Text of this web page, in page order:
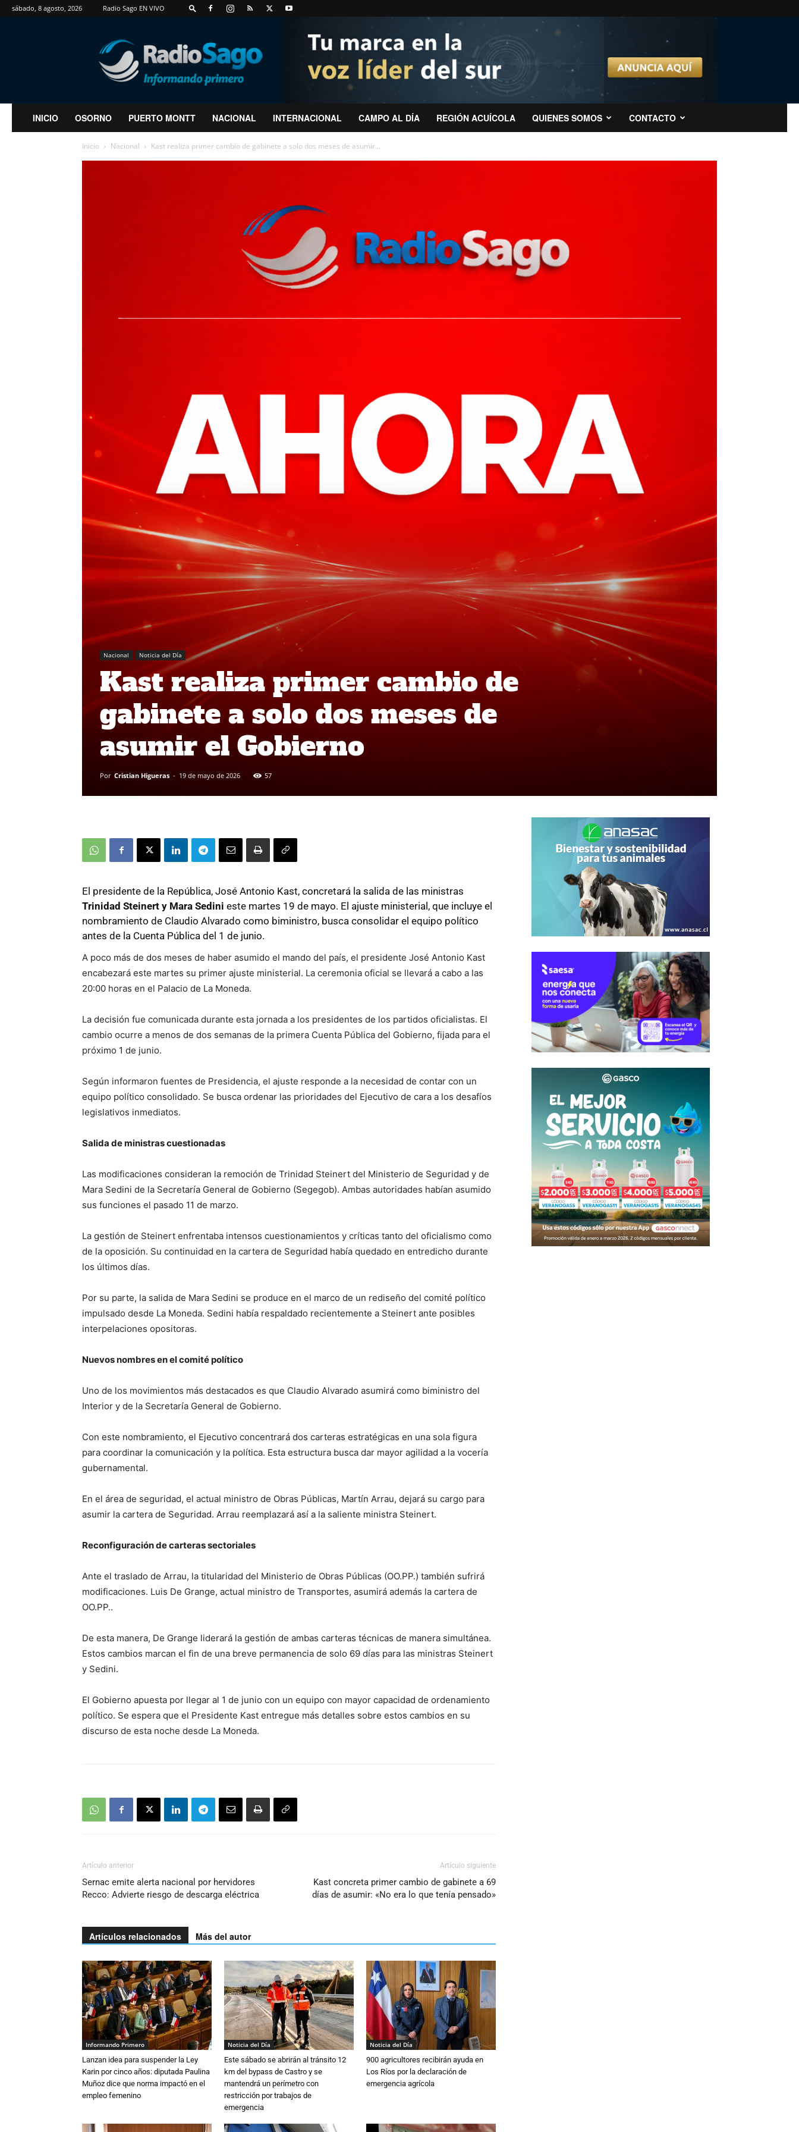
sábado, 8 agosto, 2026 Radio Sago EN VIVO
RadioSago
INICIO OSORNO PUERTO MONTT NACIONAL INTERNACIONAL CAMPO AL DÍA REGIÓN ACUÍCOLA QUIENES SOMOS CONTACTO
Inicio Nacional Kast realiza primer cambio de gabinete a solo dos meses de asumir...
Nacional Noticia del Día
Kast realiza primer cambio de
gabinete a solo dos meses de
asumir el Gobierno
Por Cristian Higueras - 19 de mayo de 2026 57
El presidente de la República, José Antonio Kast, concretará la salida de las ministras
Trinidad Steinert y Mara Sedini este martes 19 de mayo. El ajuste ministerial, que incluye el
nombramiento de Claudio Alvarado como biministro, busca consolidar el equipo político
antes de la Cuenta Pública del 1 de junio.
A poco más de dos meses de haber asumido el mando del país, el presidente José Antonio Kast
encabezará este martes su primer ajuste ministerial. La ceremonia oficial se llevará a cabo a las
20:00 horas en el Palacio de La Moneda.
La decisión fue comunicada durante esta jornada a los presidentes de los partidos oficialistas. El
cambio ocurre a menos de dos semanas de la primera Cuenta Pública del Gobierno, fijada para el
próximo 1 de junio.
Según informaron fuentes de Presidencia, el ajuste responde a la necesidad de contar con un
equipo político consolidado. Se busca ordenar las prioridades del Ejecutivo de cara a los desafíos
legislativos inmediatos.
Salida de ministras cuestionadas
Las modificaciones consideran la remoción de Trinidad Steinert del Ministerio de Seguridad y de
Mara Sedini de la Secretaría General de Gobierno (Segegob). Ambas autoridades habían asumido
sus funciones el pasado 11 de marzo.
La gestión de Steinert enfrentaba intensos cuestionamientos y críticas tanto del oficialismo como
de la oposición. Su continuidad en la cartera de Seguridad había quedado en entredicho durante
los últimos días.
Por su parte, la salida de Mara Sedini se produce en el marco de un rediseño del comité político
impulsado desde La Moneda. Sedini había respaldado recientemente a Steinert ante posibles
interpelaciones opositoras.
Nuevos nombres en el comité político
Uno de los movimientos más destacados es que Claudio Alvarado asumirá como biministro del
Interior y de la Secretaría General de Gobierno.
Con este nombramiento, el Ejecutivo concentrará dos carteras estratégicas en una sola figura
para coordinar la comunicación y la política. Esta estructura busca dar mayor agilidad a la vocería
gubernamental.
En el área de seguridad, el actual ministro de Obras Públicas, Martín Arrau, dejará su cargo para
asumir la cartera de Seguridad. Arrau reemplazará así a la saliente ministra Steinert.
Reconfiguración de carteras sectoriales
Ante el traslado de Arrau, la titularidad del Ministerio de Obras Públicas (OO.PP.) también sufrirá
modificaciones. Luis De Grange, actual ministro de Transportes, asumirá además la cartera de
OO.PP..
De esta manera, De Grange liderará la gestión de ambas carteras técnicas de manera simultánea.
Estos cambios marcan el fin de una breve permanencia de solo 69 días para las ministras Steinert
y Sedini.
El Gobierno apuesta por llegar al 1 de junio con un equipo con mayor capacidad de ordenamiento
político. Se espera que el Presidente Kast entregue más detalles sobre estos cambios en su
discurso de esta noche desde La Moneda.
Artículo anterior
Sernac emite alerta nacional por hervidores
Recco: Advierte riesgo de descarga eléctrica
Artículo siguiente
Kast concreta primer cambio de gabinete a 69
días de asumir: «No era lo que tenía pensado»
Artículos relacionados Más del autor
Informando Primero
Lanzan idea para suspender la Ley
Karin por cinco años: diputada Paulina
Muñoz dice que norma impactó en el
empleo femenino
Noticia del Día
Este sábado se abrirán al tránsito 12
km del bypass de Castro y se
mantendrá un perímetro con
restricción por trabajos de
emergencia
Noticia del Día
900 agricultores recibirán ayuda en
Los Ríos por la declaración de
emergencia agrícola